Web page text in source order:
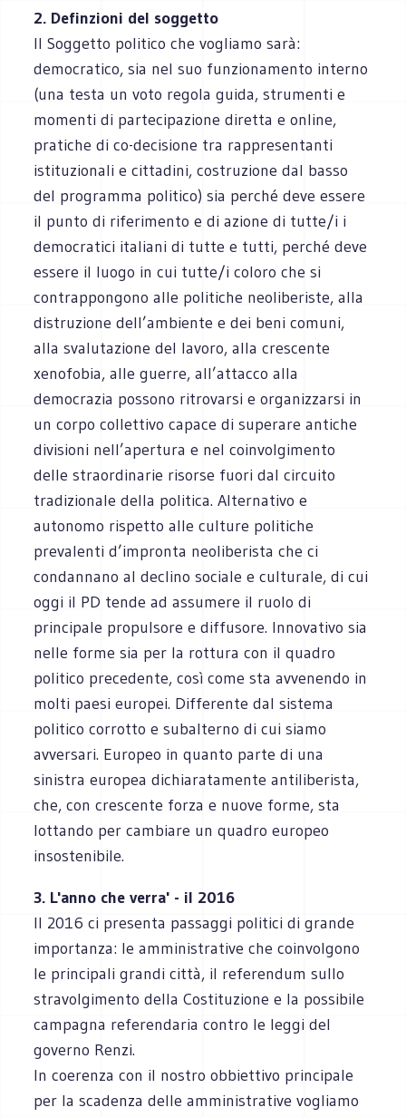
2. Definzioni del soggetto
Il Soggetto politico che vogliamo sarà:
democratico, sia nel suo funzionamento interno
(una testa un voto regola guida, strumenti e
momenti di partecipazione diretta e online,
pratiche di co-decisione tra rappresentanti
istituzionali e cittadini, costruzione dal basso
del programma politico) sia perché deve essere
il punto di riferimento e di azione di tutte/i i
democratici italiani di tutte e tutti, perché deve
essere il luogo in cui tutte/i coloro che si
contrappongono alle politiche neoliberiste, alla
distruzione dell’ambiente e dei beni comuni,
alla svalutazione del lavoro, alla crescente
xenofobia, alle guerre, all’attacco alla
democrazia possono ritrovarsi e organizzarsi in
un corpo collettivo capace di superare antiche
divisioni nell’apertura e nel coinvolgimento
delle straordinarie risorse fuori dal circuito
tradizionale della politica. Alternativo e
autonomo rispetto alle culture politiche
prevalenti d’impronta neoliberista che ci
condannano al declino sociale e culturale, di cui
oggi il PD tende ad assumere il ruolo di
principale propulsore e diffusore. Innovativo sia
nelle forme sia per la rottura con il quadro
politico precedente, così come sta avvenendo in
molti paesi europei. Differente dal sistema
politico corrotto e subalterno di cui siamo
avversari. Europeo in quanto parte di una
sinistra europea dichiaratamente antiliberista,
che, con crescente forza e nuove forme, sta
lottando per cambiare un quadro europeo
insostenibile.
3. L'anno che verra' - il 2016
Il 2016 ci presenta passaggi politici di grande
importanza: le amministrative che coinvolgono
le principali grandi città, il referendum sullo
stravolgimento della Costituzione e la possibile
campagna referendaria contro le leggi del
governo Renzi.
In coerenza con il nostro obbiettivo principale
per la scadenza delle amministrative vogliamo